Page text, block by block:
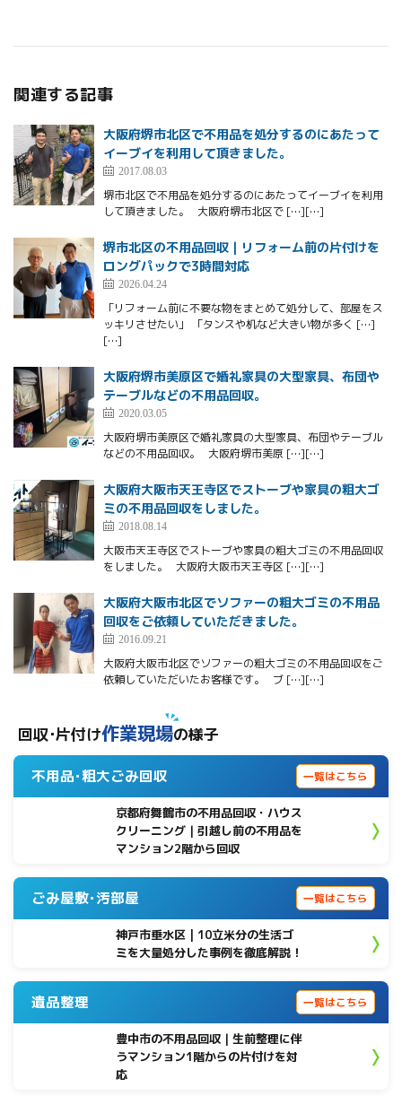
関連する記事
大阪府堺市北区で不用品を処分するのにあたって
イーブイを利用して頂きました。
2017.08.03
堺市北区で不用品を処分するのにあたってイーブイを利用
して頂きました。 大阪府堺市北区で […][…]
堺市北区の不用品回収｜リフォーム前の片付けを
ロングパックで3時間対応
2026.04.24
「リフォーム前に不要な物をまとめて処分して、部屋をス
ッキリさせたい」 「タンスや机など大きい物が多く […]
[…]
大阪府堺市美原区で婚礼家具の大型家具、布団や
テーブルなどの不用品回収。
2020.03.05
大阪府堺市美原区で婚礼家具の大型家具、布団やテーブル
などの不用品回収。 大阪府堺市美原 […][…]
大阪府大阪市天王寺区でストーブや家具の粗大ゴ
ミの不用品回収をしました。
2018.08.14
大阪市天王寺区でストーブや家具の粗大ゴミの不用品回収
をしました。 大阪府大阪市天王寺区 […][…]
大阪府大阪市北区でソファーの粗大ゴミの不用品
回収をご依頼していただきました。
2016.09.21
大阪府大阪市北区でソファーの粗大ゴミの不用品回収をご
依頼していただいたお客様です。 ブ […][…]
回収･片付け作業現場の様子
不用品･粗大ごみ回収 一覧はこちら
京都府舞鶴市の不用品回収・ハウス
クリーニング｜引越し前の不用品を
マンション2階から回収
ごみ屋敷･汚部屋 一覧はこちら
神戸市垂水区 | 10立米分の生活ゴ
ミを大量処分した事例を徹底解説！
遺品整理 一覧はこちら
豊中市の不用品回収｜生前整理に伴
うマンション1階からの片付けを対
応